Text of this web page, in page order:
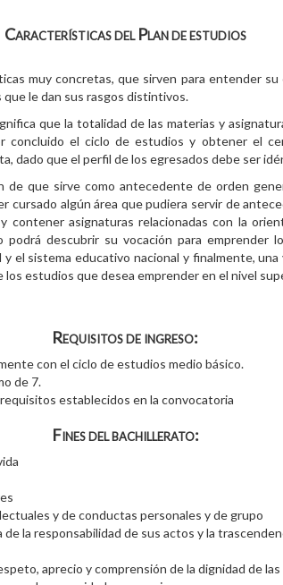
Características del Plan de estudios
muy concretas, que sirven para entender
le dan sus rasgos distintivos.
que la totalidad de las materias y
concluido el ciclo de estudios y obtener el
dado que el perfil de los egresados debe ser
de que sirve como antecedente de orden
cursado algún área que pudiera servir de
contener asignaturas relacionadas con la
podrá descubrir su vocación para emprender
el sistema educativo nacional y finalmente,
los estudios que desea emprender en el nivel
Requisitos de ingreso:
con el ciclo de estudios medio básico.
de 7.
establecidos en la convocatoria
Fines del bachillerato:
y de conductas personales y de grupo
de la responsabilidad de sus actos y la
aprecio y comprensión de la dignidad de